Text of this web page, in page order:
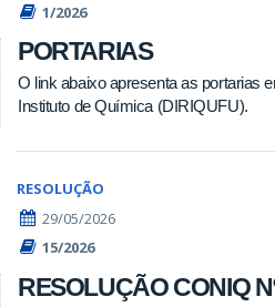
1/2026
PORTARIAS
O link abaixo apresenta as portarias
Instituto de Química (DIRIQUFU).
RESOLUÇÃO
29/05/2026
15/2026
RESOLUÇÃO CONIQ